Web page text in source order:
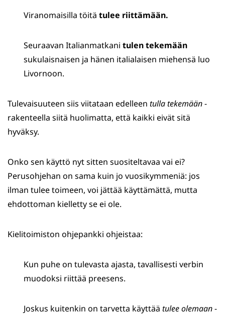
Viranomaisilla töitä tulee riittämään.
Seuraavan Italianmatkani tulen tekemään
sukulaisnaisen ja hänen italialaisen miehensä luo
Livornoon.
Tulevaisuuteen siis viitataan edelleen tullatekemään-
rakenteella siitä huolimatta, että kaikki eivät sitä
hyväksy.
Onko sen käyttö nyt sitten suositeltavaa vai ei?
Perusohjehan on sama kuin jo vuosikymmeniä: jos
ilman tulee toimeen, voi jättää käyttämättä, mutta
ehdottoman kielletty se ei ole.
Kielitoimiston ohjepankki ohjeistaa:
Kun puhe on tulevasta ajasta, tavallisesti verbin
muodoksi riittää preesens.
Joskus kuitenkin on tarvetta käyttää tulee olemaan-